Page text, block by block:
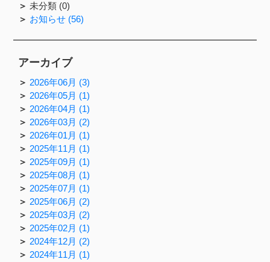
未分類 (0)
お知らせ (56)
アーカイブ
2026年06月 (3)
2026年05月 (1)
2026年04月 (1)
2026年03月 (2)
2026年01月 (1)
2025年11月 (1)
2025年09月 (1)
2025年08月 (1)
2025年07月 (1)
2025年06月 (2)
2025年03月 (2)
2025年02月 (1)
2024年12月 (2)
2024年11月 (1)